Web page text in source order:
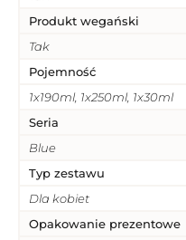
Produkt wegański
Tak
Pojemność
1x190ml, 1x250ml, 1x30ml
Seria
Blue
Typ zestawu
Dla kobiet
Opakowanie prezentowe